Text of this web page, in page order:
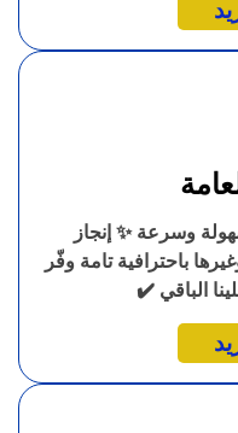
وسرعة ✨ إنجاز
باحترافية تامة وفّر
الباقي ✔️